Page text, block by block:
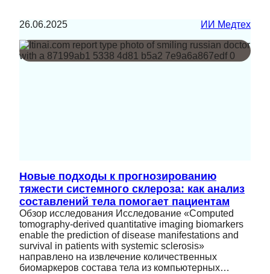
26.06.2025 ИИ Медтех
Новые подходы к прогнозированию
тяжести системного склероза: как анализ
составлений тела помогает пациентам
Обзор исследования Исследование «Computed
tomography-derived quantitative imaging biomarkers
enable the prediction of disease manifestations and
survival in patients with systemic sclerosis»
направлено на извлечение количественных
биомаркеров состава тела из компьютерных…